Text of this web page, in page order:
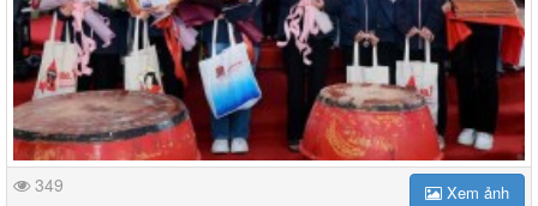
349 Xem ảnh